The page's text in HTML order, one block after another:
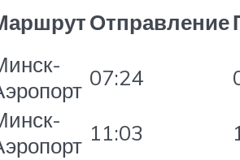
Отправление
07:24
11:03